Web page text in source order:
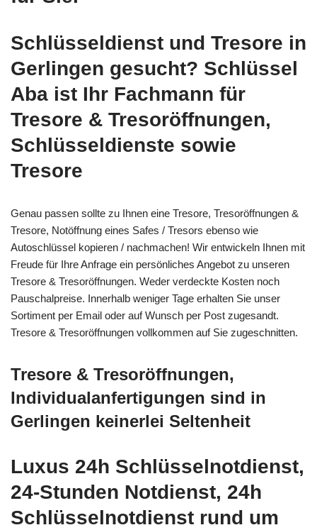
Schlüsseldienst und Tresore in
Gerlingen gesucht? Schlüssel
Aba ist Ihr Fachmann für
Tresore & Tresoröffnungen,
Schlüsseldienste sowie
Tresore
Genau passen sollte zu Ihnen eine Tresore, Tresoröffnungen &
Tresore, Notöffnung eines Safes / Tresors ebenso wie
Autoschlüssel kopieren / nachmachen! Wir entwickeln Ihnen mit
Freude für Ihre Anfrage ein persönliches Angebot zu unseren
Tresore & Tresoröffnungen. Weder verdeckte Kosten noch
Pauschalpreise. Innerhalb weniger Tage erhalten Sie unser
Sortiment per Email oder auf Wunsch per Post zugesandt.
Tresore & Tresoröffnungen vollkommen auf Sie zugeschnitten.
Tresore & Tresoröffnungen,
Individualanfertigungen sind in
Gerlingen keinerlei Seltenheit
Luxus 24h Schlüsselnotdienst,
24-Stunden Notdienst, 24h
Schlüsselnotdienst rund um